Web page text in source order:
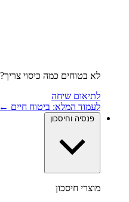
לא בטוחים כמה כיסוי צריך?
לתיאום שיחה
לעמוד המלא: ביטוח חיים ←
פנסיה וחיסכון
מוצרי חיסכון